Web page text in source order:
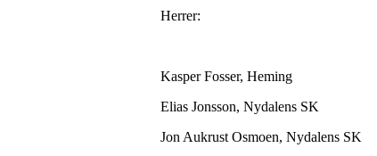
Herrer:
Kasper Fosser, Heming
Elias Jonsson, Nydalens SK
Jon Aukrust Osmoen, Nydalens SK